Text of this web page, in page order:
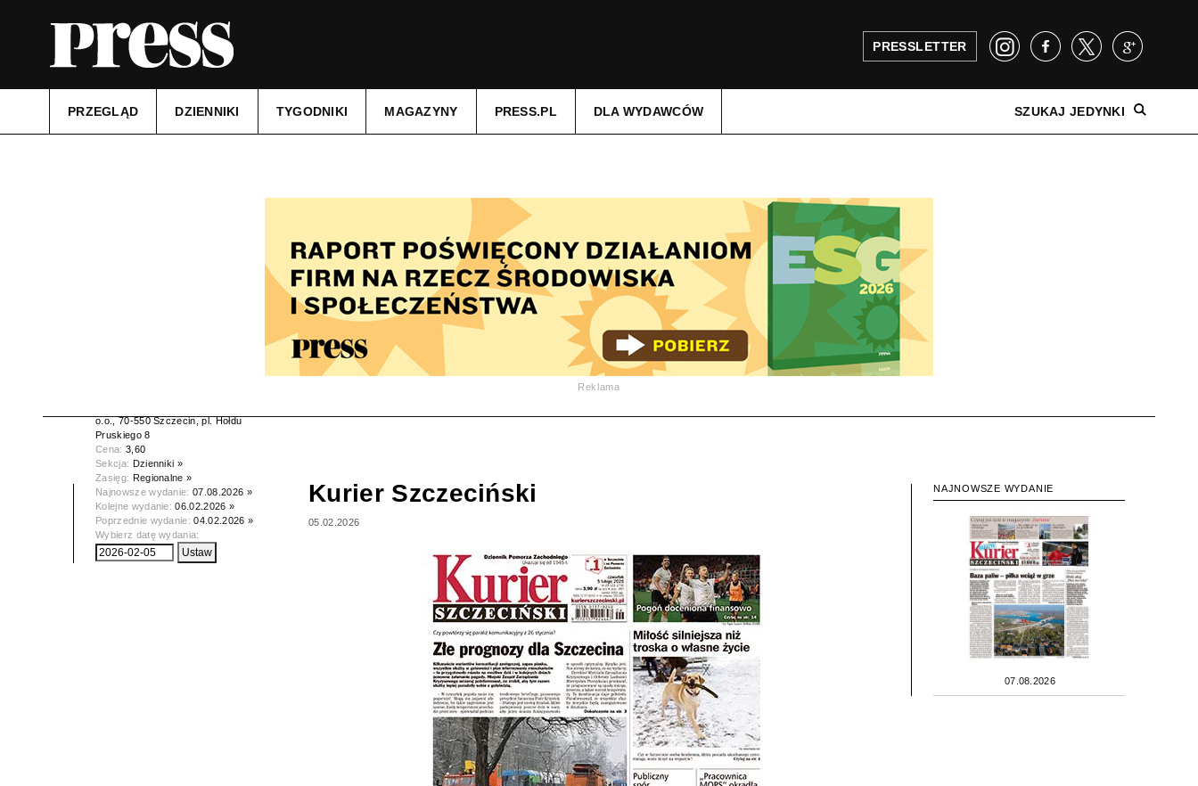
PRESSLETTER
PRZEGLĄD DZIENNIKI TYGODNIKI MAGAZYNY PRESS.PL DLA WYDAWCÓW SZUKAJ JEDYNKI
Reklama
o.o., 70-550 Szczecin, pl. Hołdu
Pruskiego 8
Cena: 3,60
Sekcja: Dzienniki »
Zasięg: Regionalne »
Najnowsze wydanie:07.08.2026 »
Kolejne wydanie:06.02.2026 »
Poprzednie wydanie:04.02.2026 »
Wybierz datę wydania:
Kurier Szczeciński
05.02.2026
NAJNOWSZE WYDANIE
07.08.2026